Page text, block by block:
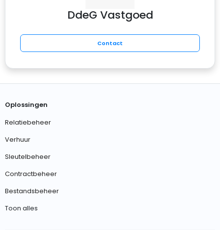
DdeG Vastgoed
Contact
Oplossingen
Relatiebeheer
Verhuur
Sleutelbeheer
Contractbeheer
Bestandsbeheer
Toon alles